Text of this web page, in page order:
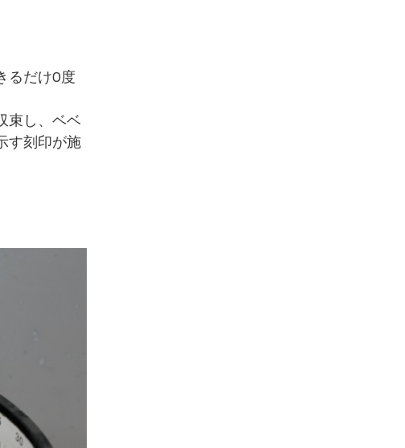
るだけ0度
束し、ベベ
す刻印が施